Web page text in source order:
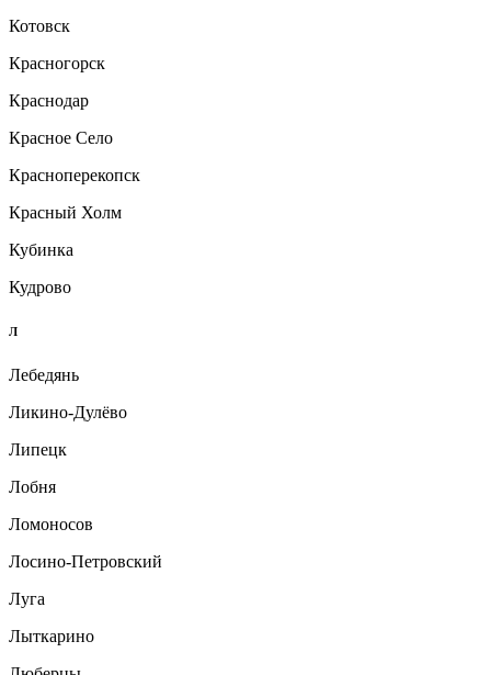
Котовск
Красногорск
Краснодар
Красное Село
Красноперекопск
Красный Холм
Кубинка
Кудрово
Л
Лебедянь
Ликино-Дулёво
Липецк
Лобня
Ломоносов
Лосино-Петровский
Луга
Лыткарино